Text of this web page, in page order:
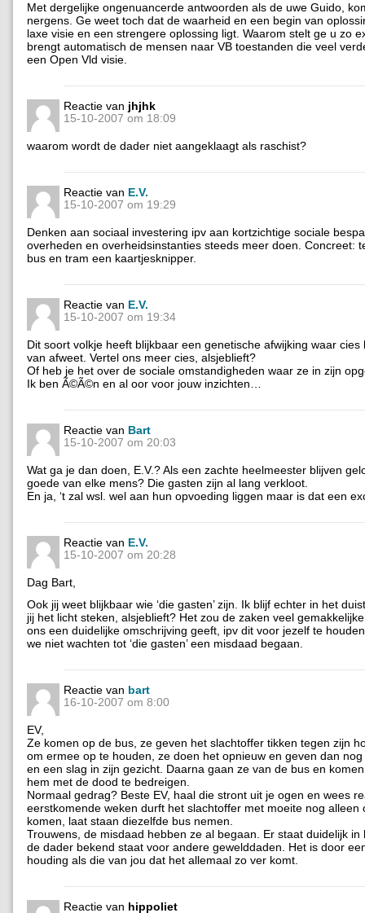
Met dergelijke ongenuancerde antwoorden als de uwe Guido,
nergens. Ge weet toch dat de waarheid en een begin van
laxe visie en een strengere oplossing ligt. Waarom stelt ge u zo
brengt automatisch de mensen naar VB toestanden die veel
een Open Vld visie.
Reactie van jhjhk
15-10-2007 om 18:09
waarom wordt de dader niet aangeklaagt als raschist?
Reactie van E.V.
15-10-2007 om 19:29
Denken aan sociaal investering ipv aan kortzichtige sociale
overheden en overheidsinstanties steeds meer doen. Concreet:
bus en tram een kaartjesknipper.
Reactie van E.V.
15-10-2007 om 19:34
Dit soort volkje heeft blijkbaar een genetische afwijking waar cies
van afweet. Vertel ons meer cies, alsjeblieft?
Of heb je het over de sociale omstandigheden waar ze in zijn
Ik ben Ã©Ã©n en al oor voor jouw inzichten…
Reactie van Bart
15-10-2007 om 20:03
Wat ga je dan doen, E.V.? Als een zachte heelmeester blijven
goede van elke mens? Die gasten zijn al lang verkloot.
En ja, ‘t zal wsl. wel aan hun opvoeding liggen maar is dat een
Reactie van E.V.
15-10-2007 om 20:28
Dag Bart,
Ook jij weet blijkbaar wie ‘die gasten’ zijn. Ik blijf echter in het
jij het licht steken, alsjeblieft? Het zou de zaken veel
ons een duidelijke omschrijving geeft, ipv dit voor jezelf te
we niet wachten tot ‘die gasten’ een misdaad begaan.
Reactie van bart
16-10-2007 om 8:00
EV,
Ze komen op de bus, ze geven het slachtoffer tikken tegen zijn
om ermee op te houden, ze doen het opnieuw en geven dan
en een slag in zijn gezicht. Daarna gaan ze van de bus en
hem met de dood te bedreigen.
Normaal gedrag? Beste EV, haal die stront uit je ogen en wees
eerstkomende weken durft het slachtoffer met moeite nog alleen
komen, laat staan diezelfde bus nemen.
Trouwens, de misdaad hebben ze al begaan. Er staat duidelijk in
de dader bekend staat voor andere gewelddaden. Het is door
houding als die van jou dat het allemaal zo ver komt.
Reactie van hippoliet